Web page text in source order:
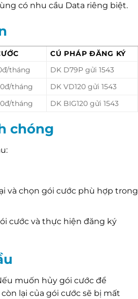
có nhu cầu Data riêng biệt.
CÚ PHÁP ĐĂNG KÝ
tháng
DK D79P gửi 1543
tháng
DK VD120 gửi 1543
tháng DK BIG120 gửi 1543
chóng
và chọn gói cước phù hợp trong
cước và thực hiện đăng ký
muốn hủy gói cước để
lại của gói cước sẽ bị mất